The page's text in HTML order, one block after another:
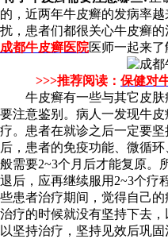
的，近两年牛皮癣的发病率
扰，患者们都很关心牛皮癣
成都牛皮癣医院医师一起来了
>>>推荐阅读： 保健对
牛皮癣有一些与其它皮肤
要注意鉴别。病人一发现牛
疗。患者在就诊之后一定要
后，患者的免疫功能、微循
般需要2~3个月后才能复原。
退后，应再继续服用2~3个疗
些患者治疗期间，觉得自己
治疗的时候就没有坚持下去
以坚持治疗，坚持见效后巩固